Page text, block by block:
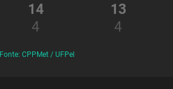
14
4
13
4
Fonte: CPPMet / UFPel